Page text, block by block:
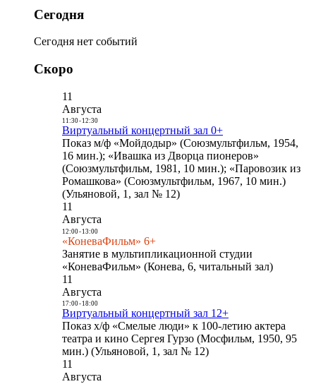
Сегодня
Сегодня нет событий
Скоро
11
Августа
11:30- 12:30
Виртуальный концертный зал 0+
Показ м/ф «Мойдодыр» (Союзмультфильм, 1954,
16 мин.); «Ивашка из Дворца пионеров»
(Союзмультфильм, 1981, 10 мин.); «Паровозик из
Ромашкова» (Союзмультфильм, 1967, 10 мин.)
(Ульяновой, 1, зал № 12)
11
Августа
12:00- 13:00
«КоневаФильм» 6+
Занятие в мультипликационной студии
«КоневаФильм» (Конева, 6, читальный зал)
11
Августа
17:00- 18:00
Виртуальный концертный зал 12+
Показ х/ф «Смелые люди» к 100-летию актера
театра и кино Сергея Гурзо (Мосфильм, 1950, 95
мин.) (Ульяновой, 1, зал № 12)
11
Августа